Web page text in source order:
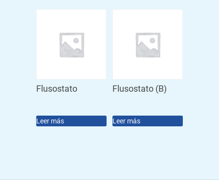
Flusostato
Leer más
Flusostato (B)
Leer más